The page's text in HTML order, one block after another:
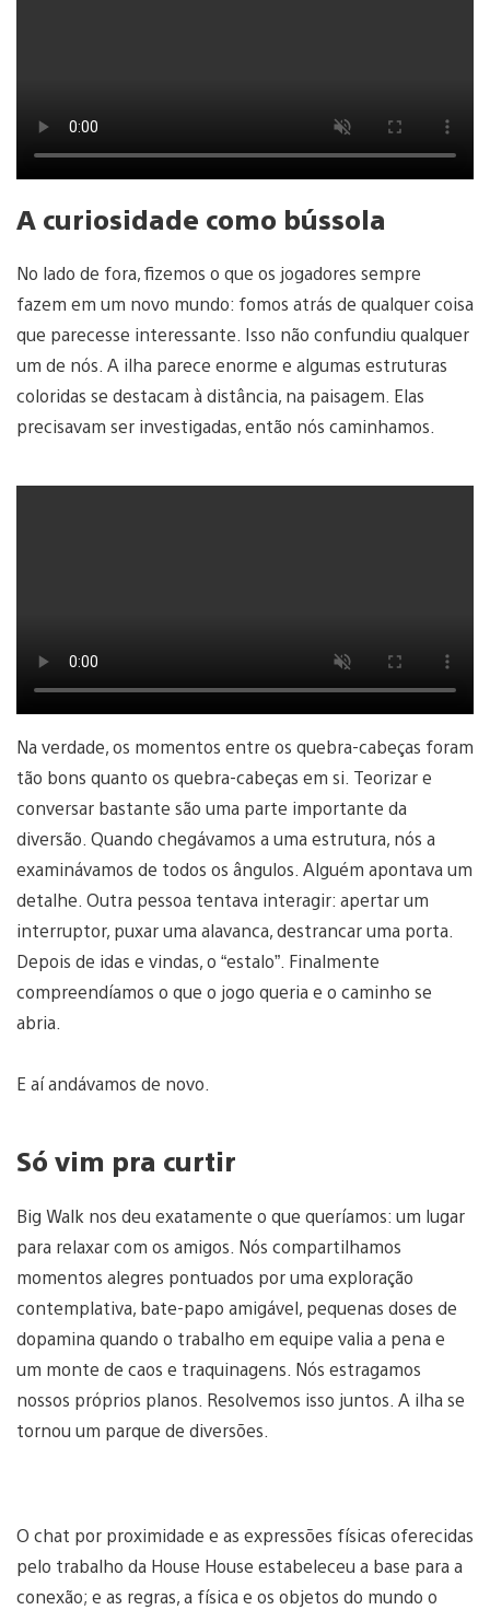
A curiosidade como bússola
No lado de fora, fizemos o que os jogadores sempre
fazem em um novo mundo: fomos atrás de qualquer coisa
que parecesse interessante. Isso não confundiu qualquer
um de nós. A ilha parece enorme e algumas estruturas
coloridas se destacam à distância, na paisagem. Elas
precisavam ser investigadas, então nós caminhamos.
Na verdade, os momentos entre os quebra-cabeças foram
tão bons quanto os quebra-cabeças em si. Teorizar e
conversar bastante são uma parte importante da
diversão. Quando chegávamos a uma estrutura, nós a
examinávamos de todos os ângulos. Alguém apontava um
detalhe. Outra pessoa tentava interagir: apertar um
interruptor, puxar uma alavanca, destrancar uma porta.
Depois de idas e vindas, o “estalo”. Finalmente
compreendíamos o que o jogo queria e o caminho se
abria.
E aí andávamos de novo.
Só vim pra curtir
Big Walk nos deu exatamente o que queríamos: um lugar
para relaxar com os amigos. Nós compartilhamos
momentos alegres pontuados por uma exploração
contemplativa, bate-papo amigável, pequenas doses de
dopamina quando o trabalho em equipe valia a pena e
um monte de caos e traquinagens. Nós estragamos
nossos próprios planos. Resolvemos isso juntos. A ilha se
tornou um parque de diversões.
O chat por proximidade e as expressões físicas oferecidas
pelo trabalho da House House estabeleceu a base para a
conexão; e as regras, a física e os objetos do mundo o